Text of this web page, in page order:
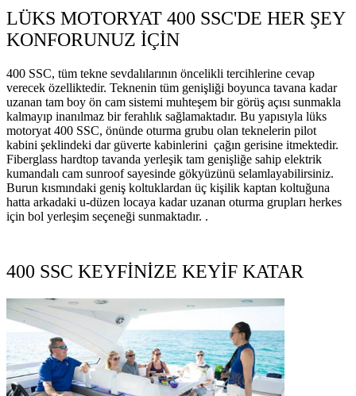
LÜKS MOTORYAT 400 SSC'DE HER ŞEY
KONFORUNUZ İÇİN
400 SSC, tüm tekne sevdalılarının öncelikli tercihlerine cevap
verecek özelliktedir. Teknenin tüm genişliği boyunca tavana kadar
uzanan tam boy ön cam sistemi muhteşem bir görüş açısı sunmakla
kalmayıp inanılmaz bir ferahlık sağlamaktadır. Bu yapısıyla lüks
motoryat 400 SSC, önünde oturma grubu olan teknelerin pilot
kabini şeklindeki dar güverte kabinlerini çağın gerisine itmektedir.
Fiberglass hardtop tavanda yerleşik tam genişliğe sahip elektrik
kumandalı cam sunroof sayesinde gökyüzünü selamlayabilirsiniz.
Burun kısmındaki geniş koltuklardan üç kişilik kaptan koltuğuna
hatta arkadaki u-düzen locaya kadar uzanan oturma grupları herkes
için bol yerleşim seçeneği sunmaktadır. .
400 SSC KEYFİNİZE KEYİF KATAR